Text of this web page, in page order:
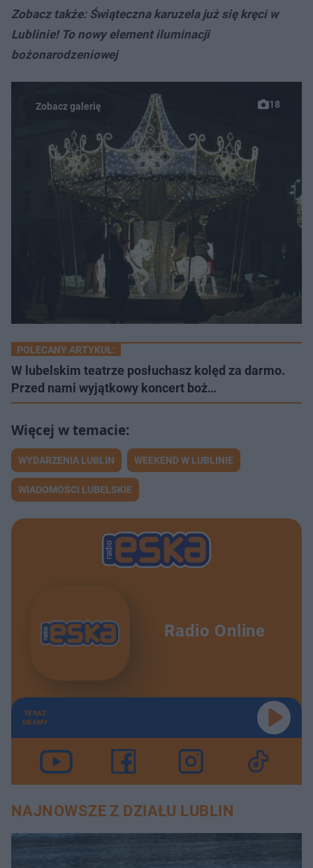
Zobacz także: Świąteczna karuzela już się kręci w
Lublinie! To nowy element iluminacji
bożonarodzeniowej
18
POLECANY ARTYKUŁ:
W lubelskim teatrze posłuchasz kolęd za darmo.
Przed nami wyjątkowy koncert boż…
WYDARZENIA LUBLIN WEEKEND W LUBLINIE
WIADOMOŚCI LUBELSKIE
Radio Online
TERAZ
GRAMY
NAJNOWSZE Z DZIAŁU LUBLIN